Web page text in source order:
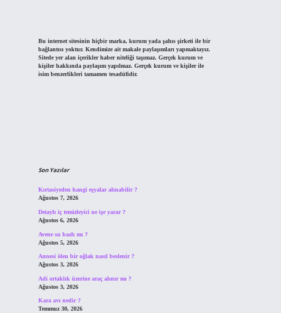
Bu internet sitesinin hiçbir marka, kurum yada şahıs şirketi ile bir
bağlantısı yoktur. Kendimize ait makale paylaşımları yapmaktayız.
Sitede yer alan içerikler haber niteliği taşımaz. Gerçek kurum ve
kişiler hakkında paylaşım yapılmaz. Gerçek kurum ve kişiler ile
isim benzerlikleri tamamen tesadüfidir.
Son Yazılar
Kırtasiyeden hangi eşyalar alınabilir ?
Ağustos 7, 2026
Detaylı iç temizleyici ne işe yarar ?
Ağustos 6, 2026
Avene su bazlı mı ?
Ağustos 5, 2026
Annesi ölen bir oğlak nasıl beslenir ?
Ağustos 3, 2026
Adi ortaklık üzerine araç alınır mı ?
Ağustos 3, 2026
Kara avı nedir ?
Temmuz 30, 2026